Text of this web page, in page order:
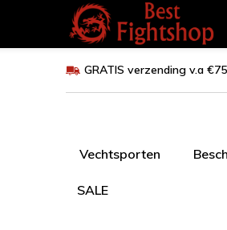
GRATIS verzending v.a €75
Vechtsporten
SALE